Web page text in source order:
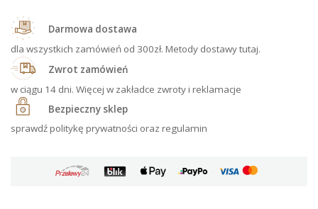
Darmowa dostawa
dla wszystkich zamówień od 300zł. Metody dostawy tutaj.
Zwrot zamówień
w ciągu 14 dni. Więcej w zakładce zwroty i reklamacje
Bezpieczny sklep
sprawdź politykę prywatności oraz regulamin